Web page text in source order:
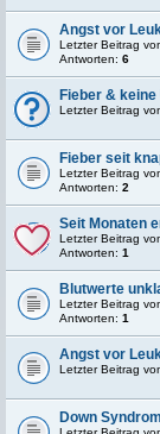
Angst vor
Letzter Beitrag
Antworten: 6
Fieber &
Letzter Beitrag
Fieber seit
Letzter Beitrag
Antworten: 2
Seit Monaten
Letzter Beitrag
Antworten: 1
Blutwerte
Letzter Beitrag
Antworten: 1
Angst vor
Letzter Beitrag
Down